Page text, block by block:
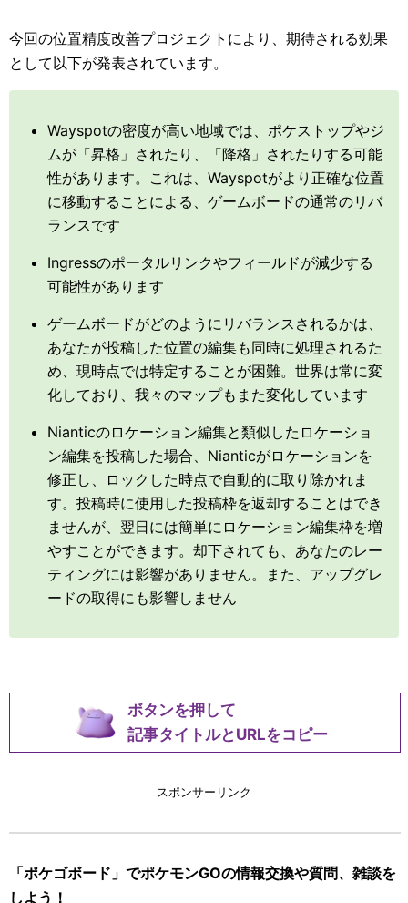
今回の位置精度改善プロジェクトにより、期待される効果
として以下が発表されています。
Wayspotの密度が高い地域では、ポケストップやジ
ムが「昇格」されたり、「降格」されたりする可能
性があります。これは、Wayspotがより正確な位置
に移動することによる、ゲームボードの通常のリバ
ランスです
Ingressのポータルリンクやフィールドが減少する
可能性があります
ゲームボードがどのようにリバランスされるかは、
あなたが投稿した位置の編集も同時に処理されるた
め、現時点では特定することが困難。世界は常に変
化しており、我々のマップもまた変化しています
Nianticのロケーション編集と類似したロケーショ
ン編集を投稿した場合、Nianticがロケーションを
修正し、ロックした時点で自動的に取り除かれま
す。投稿時に使用した投稿枠を返却することはでき
ませんが、翌日には簡単にロケーション編集枠を増
やすことができます。却下されても、あなたのレー
ティングには影響がありません。また、アップグレ
ードの取得にも影響しません
ボタンを押して
記事タイトルとURLをコピー
スポンサーリンク
「ポケゴボード」でポケモンGOの情報交換や質問、雑談を
しよう！